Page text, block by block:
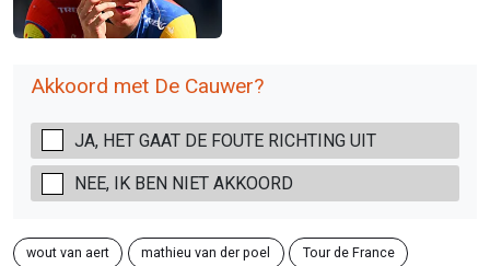
Akkoord met De Cauwer?
JA, HET GAAT DE FOUTE RICHTING UIT
NEE, IK BEN NIET AKKOORD
wout van aert mathieu van der poel Tour de France